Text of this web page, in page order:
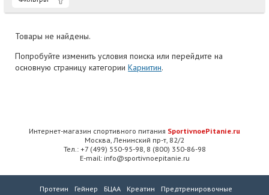
Товары не найдены.
Попробуйте изменить условия поиска или перейдите на
основную страницу категорииКарнитин.
Интернет-магазин спортивного питания SportivnoePitanie.ru
Москва, Ленинский пр-т, 82/2
Тел.: +7 (499) 550-95-98, 8 (800) 350-86-98
E-mail: info@sportivnoepitanie.ru
Протеин Гейнер БЦАА Креатин
Предтренировочные